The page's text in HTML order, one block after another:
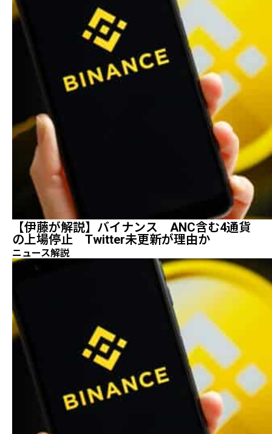
【伊藤が解説】バイナンス ANC含む4通貨
の上場停止 Twitter未更新が理由か
ニュース解説